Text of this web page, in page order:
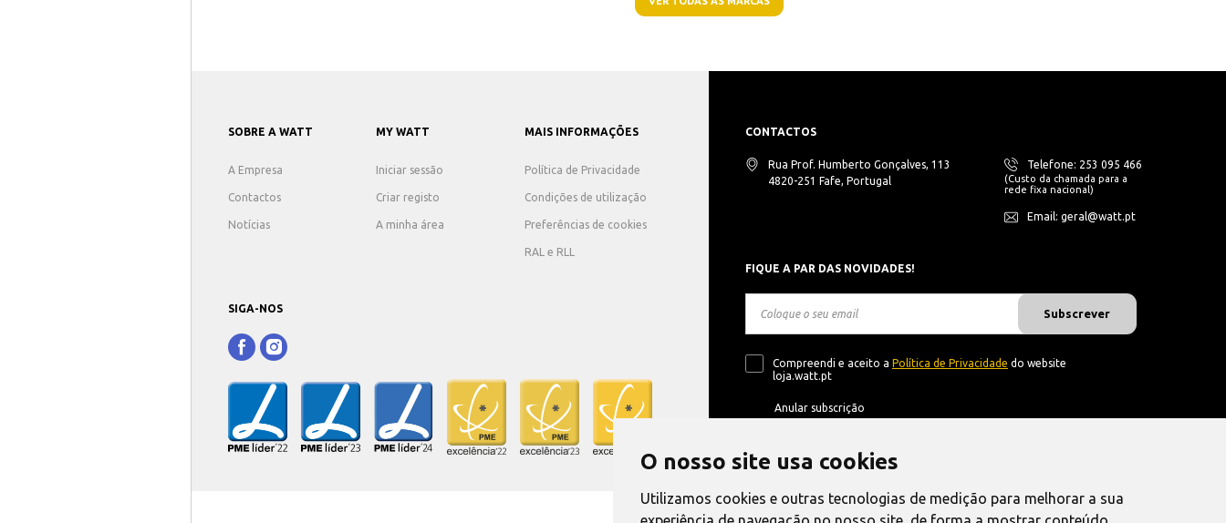
O nosso site usa cookies
Utilizamos cookies e outras tecnologias de medição para melhorar a sua
SOBRE A WATT
A Empresa
Contactos
Notícias
MY WATT
Iniciar sessão
Criar registo
A minha área
MAIS INFORMAÇÕES
Política de Privacidade
Condições de utilização
Preferências de cookies
RAL e RLL
SIGA-NOS
CONTACTOS
Rua Prof. Humberto Gonçalves, 113
4820-251 Fafe, Portugal
Telefone: 253 095 466
(Custo da chamada para a
rede fixa nacional)
Email: geral@watt.pt
FIQUE A PAR DAS NOVIDADES!
Subscrever
Compreendi e aceito a Política de Privacidade do website
loja.watt.pt
Anular subscrição